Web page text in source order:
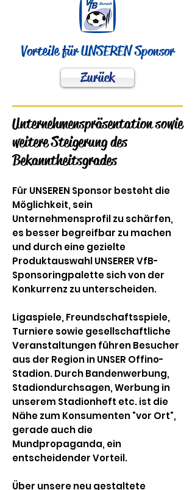
Vorteile für UNSEREN Sponsor
Zurück
Unternehmenspräsentation sowie
weitere Steigerung des
Bekanntheitsgrades
Für UNSEREN Sponsor besteht die
Möglichkeit, sein
Unternehmensprofil zu schärfen,
es besser begreifbar zu machen
und durch eine gezielte
Produktauswahl UNSERER VfB-
Sponsoringpalette sich von der
Konkurrenz zu unterscheiden.
Ligaspiele, Freundschaftsspiele,
Turniere sowie gesellschaftliche
Veranstaltungen führen Besucher
aus der Region in UNSER Offino-
Stadion. Durch Bandenwerbung,
Stadiondurchsagen, Werbung in
unserem Stadionheft etc. ist die
Nähe zum Konsumenten "vor Ort",
gerade auch die
Mundpropaganda, ein
entscheidender Vorteil.
Über unsere neu gestaltete